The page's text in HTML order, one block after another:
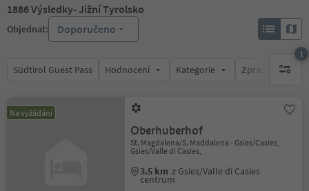
1886Výsledky- Jižní Tyrolsko
Objednat: Doporučeno
Südtirol Guest Pass Hodnocení Kategorie Zpracovává
1
1
Na vyžádání
Oberhuberhof
St. Magdalena/S. Maddalena - Gsies/Casies,
Gsies/Valle di Casies,
3.5 km z Gsies/Valle di Casies
centrum